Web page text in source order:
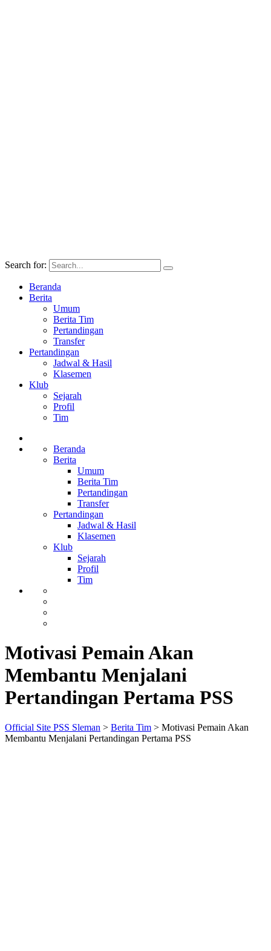
Search for:
Beranda
Berita
Umum
Berita Tim
Pertandingan
Transfer
Pertandingan
Jadwal & Hasil
Klasemen
Klub
Sejarah
Profil
Tim
Beranda
Berita
Umum
Berita Tim
Pertandingan
Transfer
Pertandingan
Jadwal & Hasil
Klasemen
Klub
Sejarah
Profil
Tim
Motivasi Pemain Akan
Membantu Menjalani
Pertandingan Pertama PSS
Official Site PSS Sleman > Berita Tim > Motivasi Pemain Akan
Membantu Menjalani Pertandingan Pertama PSS